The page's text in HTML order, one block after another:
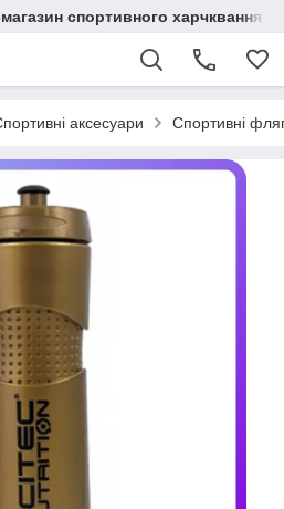
спортивного харчквання
аксесуари Спортивні